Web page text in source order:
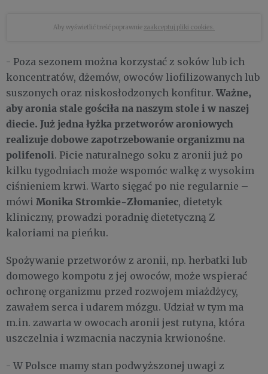
Aby wyświetlić treść poprawnie zaakceptuj pliki cookies.
- Poza sezonem można korzystać z soków lub ich
koncentratów, dżemów, owoców liofilizowanych lub
suszonych oraz niskosłodzonych konfitur.Ważne,
aby aronia stale gościła na naszym stole i w naszej
diecie. Już jedna łyżka przetworów aroniowych
realizuje dobowe zapotrzebowanie organizmu na
polifenoli. Picie naturalnego soku z aronii już po
kilku tygodniach może wspomóc walkę z wysokim
ciśnieniem krwi. Warto sięgać po nie regularnie –
mówi Monika Stromkie-Złomaniec, dietetyk
kliniczny, prowadzi poradnię dietetyczną Z
kaloriami na pieńku.
Spożywanie przetworów z aronii, np. herbatki lub
domowego kompotu z jej owoców, może wspierać
ochronę organizmu przed rozwojem miażdżycy,
zawałem serca i udarem mózgu. Udział w tym ma
m.in. zawarta w owocach aronii jest rutyna, która
uszczelnia i wzmacnia naczynia krwionośne.
- W Polsce mamy stan podwyższonej uwagi z